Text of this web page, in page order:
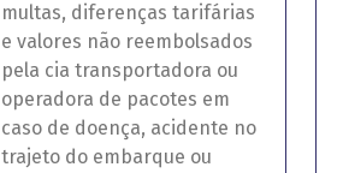
multas, diferenças tarifárias
e valores não reembolsados
pela cia transportadora ou
operadora de pacotes em
caso de doença, acidente no
trajeto do embarque ou